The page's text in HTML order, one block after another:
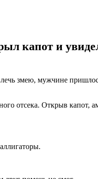
капот и
змею, мужчине
отсека. Открыв капот,